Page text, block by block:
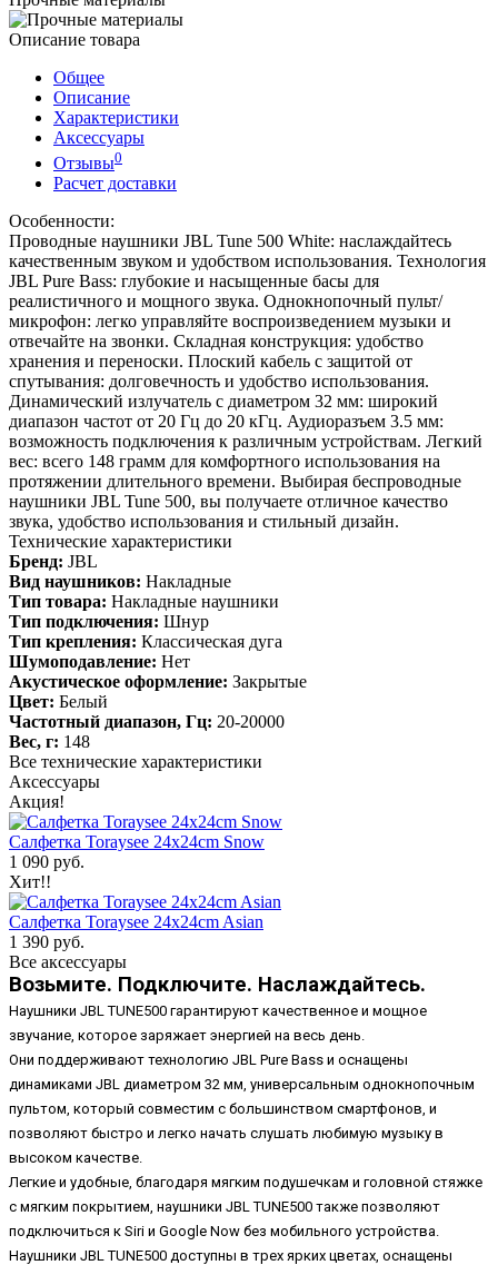
Описание товара
Общее
Описание
Характеристики
Аксессуары
Отзывы0
Расчет доставки
Особенности:
Проводные наушники JBL Tune 500 White: наслаждайтесь
качественным звуком и удобством использования. Технология
JBL Pure Bass: глубокие и насыщенные басы для
реалистичного и мощного звука. Однокнопочный пульт/
микрофон: легко управляйте воспроизведением музыки и
отвечайте на звонки. Складная конструкция: удобство
хранения и переноски. Плоский кабель с защитой от
спутывания: долговечность и удобство использования.
Динамический излучатель с диаметром 32 мм: широкий
диапазон частот от 20 Гц до 20 кГц. Аудиоразъем 3.5 мм:
возможность подключения к различным устройствам. Легкий
вес: всего 148 грамм для комфортного использования на
протяжении длительного времени. Выбирая беспроводные
наушники JBL Tune 500, вы получаете отличное качество
звука, удобство использования и стильный дизайн.
Технические характеристики
Бренд: JBL
Вид наушников: Накладные
Тип товара: Накладные наушники
Тип подключения: Шнур
Тип крепления: Классическая дуга
Шумоподавление: Нет
Акустическое оформление: Закрытые
Цвет: Белый
Частотный диапазон, Гц: 20-20000
Вес, г: 148
Все технические характеристики
Аксессуары
Акция!
Салфетка Toraysee 24x24cm Snow
1 090 руб.
Хит!!
Салфетка Toraysee 24x24cm Asian
1 390 руб.
Все аксессуары
Возьмите. Подключите. Наслаждайтесь.
Наушники JBL TUNE500 гарантируют качественное и мощное
звучание, которое заряжает энергией на весь день.
Они поддерживают технологию JBL Pure Bass и оснащены
динамиками JBL диаметром 32 мм, универсальным однокнопочным
пультом, который совместим с большинством смартфонов, и
позволяют быстро и легко начать слушать любимую музыку в
высоком качестве.
Легкие и удобные, благодаря мягким подушечкам и головной стяжке
с мягким покрытием, наушники JBL TUNE500 также позволяют
подключиться к Siri и Google Now без мобильного устройства.
Наушники JBL TUNE500 доступны в трех ярких цветах, оснащены